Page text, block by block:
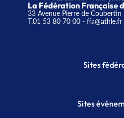
La Fédération Française
33 Avenue Pierre de
T.01 53 80 70 00- ffa@athle.fr
Sites
Plateforme
Sites